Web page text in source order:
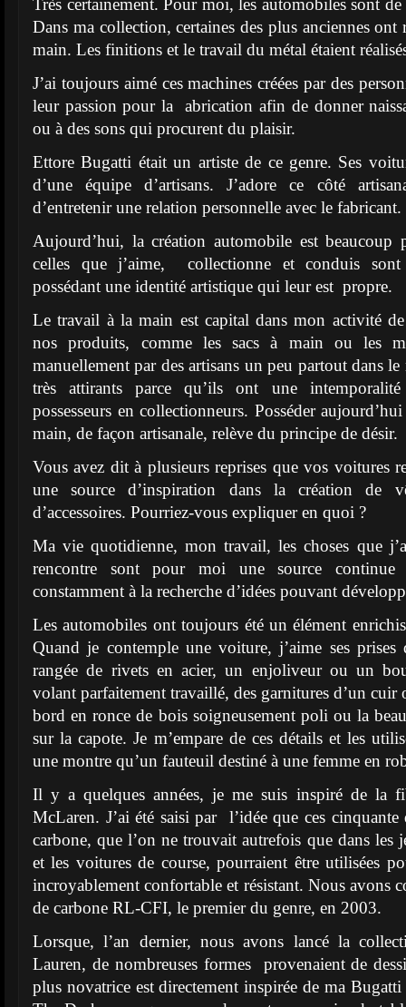
Très certainement. Pour moi, les automobiles sont
Dans ma collection, certaines des plus anciennes ont
main. Les finitions et le travail du métal étaient
J’ai toujours aimé ces machines créées par des
leur passion pour la abrication afin de donner
ou à des sons qui procurent du plaisir.
Ettore Bugatti était un artiste de ce genre. Ses
d’une équipe d’artisans. J’adore ce côté
d’entretenir une relation personnelle avec le fabricant.
Aujourd’hui, la création automobile est beaucoup
celles que j’aime, collectionne et conduis sont
possédant une identité artistique qui leur est propre.
Le travail à la main est capital dans mon activité
nos produits, comme les sacs à main ou les
manuellement par des artisans un peu partout dans
très attirants parce qu’ils ont une
possesseurs en collectionneurs. Posséder
main, de façon artisanale, relève du principe de désir.
Vous avez dit à plusieurs reprises que vos voitures
une source d’inspiration dans la création de
d’accessoires. Pourriez-vous expliquer en quoi ?
Ma vie quotidienne, mon travail, les choses que
rencontre sont pour moi une source continue
constamment à la recherche d’idées pouvant
Les automobiles ont toujours été un élément
Quand je contemple une voiture, j’aime ses prises
rangée de rivets en acier, un enjoliveur ou un
volant parfaitement travaillé, des garnitures d’un cuir
bord en ronce de bois soigneusement poli ou la
sur la capote. Je m’empare de ces détails et les
une montre qu’un fauteuil destiné à une femme en
Il y a quelques années, je me suis inspiré de la
McLaren. J’ai été saisi par l’idée que ces cinquante
carbone, que l’on ne trouvait autrefois que dans les
et les voitures de course, pourraient être utilisées
incroyablement confortable et résistant. Nous avons
de carbone RL-CFI, le premier du genre, en 2003.
Lorsque, l’an dernier, nous avons lancé la
Lauren, de nombreuses formes provenaient de
plus novatrice est directement inspirée de ma Bugatti